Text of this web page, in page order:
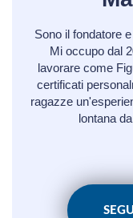
Sono il fondatore
Mi occupo dal
lavorare come
certificati
ragazze
lontana